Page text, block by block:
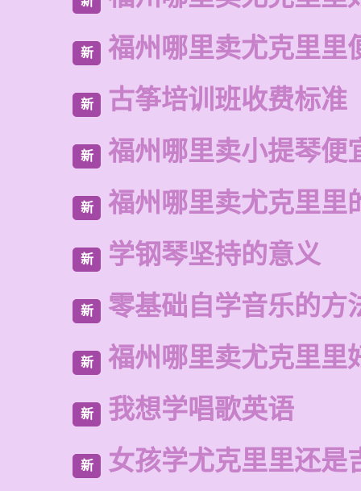
新 福州哪里卖尤克里里
新 古筝培训班收费标准
新 福州哪里卖小提琴便
新 福州哪里卖尤克里里
新 学钢琴坚持的意义
新 零基础自学音乐的方
新 福州哪里卖尤克里里
新 我想学唱歌英语
新 女孩学尤克里里还是